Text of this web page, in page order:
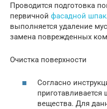
Проводится подготовка
первичной фасадной
выполняется удаление
замена поврежденных
Очистка поверхности
Согласно
приготавливается
вещества. Для